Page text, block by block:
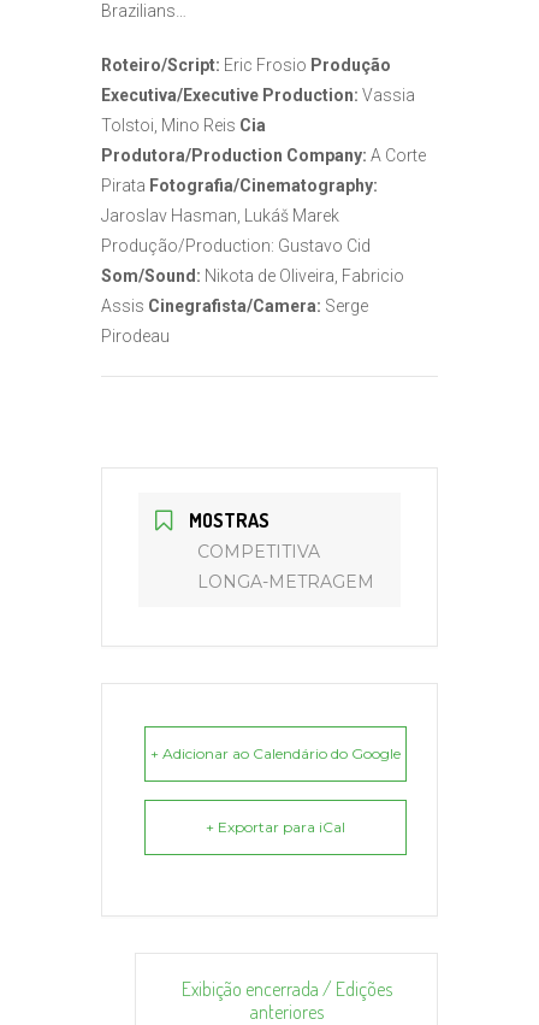
Brazilians…
Roteiro/Script: Eric Frosio Produção
Executiva/Executive Production: Vassia
Tolstoi, Mino Reis Cia
Produtora/Production Company: A Corte
Pirata Fotografia/Cinematography:
Jaroslav Hasman, Lukáš Marek
Produção/Production: Gustavo Cid
Som/Sound: Nikota de Oliveira, Fabricio
Assis Cinegrafista/Camera: Serge
Pirodeau
MOSTRAS
COMPETITIVA
LONGA-METRAGEM
+ Adicionar ao Calendário do Google
+ Exportar para iCal
Exibição encerrada / Edições
anteriores